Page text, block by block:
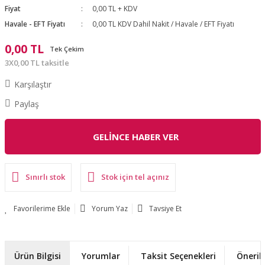
Fiyat
0,00 TL + KDV
Havale - EFT Fiyatı
0,00 TL KDV Dahil Nakit / Havale / EFT Fiyatı
0,00 TL Tek Çekim
3X0,00 TL taksitle
Karşılaştır
Paylaş
GELİNCE HABER VER
Sınırlı stok Stok için tel açınız
Yorum Yaz Tavsiye Et
Ürün Bilgisi Yorumlar Taksit Seçenekleri